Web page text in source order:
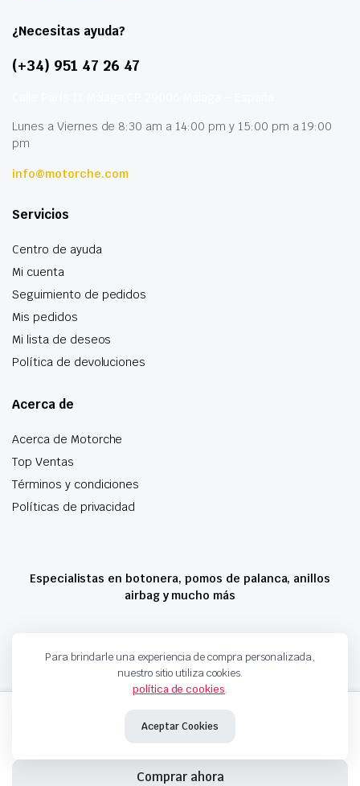
Añadir al carrito
Comprar ahora
¿Necesitas ayuda?
(+34) 951 47 26 47
Lunes a Viernes de 8:30 am a 14:00 pm y 15:00 pm a 19:00
pm
info@motorche.com
Servicios
Centro de ayuda
Mi cuenta
Seguimiento de pedidos
Mis pedidos
Mi lista de deseos
Política de devoluciones
Acerca de
Acerca de Motorche
Top Ventas
Términos y condiciones
Políticas de privacidad
Especialistas en botonera, pomos de palanca, anillos
airbag y mucho más
Copyright 2024 © Motorche Autoparts. Todos los derechos reservados
Para brindarle una experiencia de compra personalizada,
nuestro sitio utiliza cookies.
política de cookies.
Aceptar Cookies